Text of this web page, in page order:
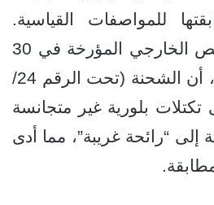
للمواصفات القياسية.
أظهرت تقارير الفحص الخارجي المؤرخة في 30
أبريل و2 مايو 2024، أن الشحنة (تحت الرقم 24/
تكتلات بلورية غير متجانسة
إلى “رائحة غريبة”، مما أدى